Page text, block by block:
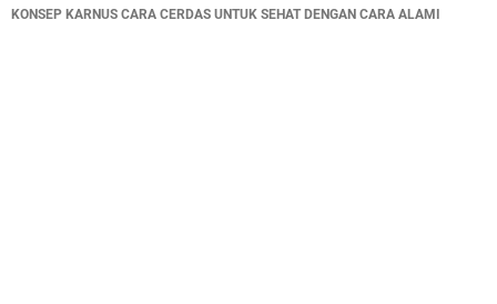
KONSEP KARNUS CARA CERDAS UNTUK SEHAT DENGAN CARA ALAMI